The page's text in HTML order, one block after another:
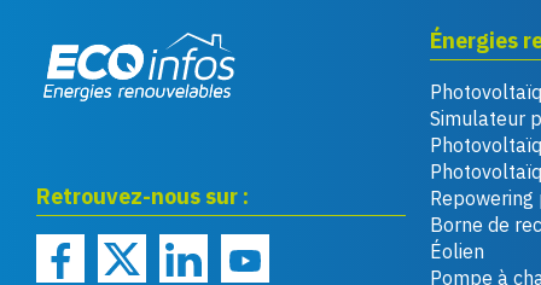
Retrouvez-nous sur :
Énergies
Simulateur
Borne de
Éolien
Pompe à